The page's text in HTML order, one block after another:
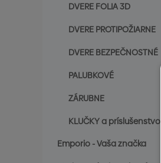
DVERE FOLIA 3D
DVERE PROTIPOŽIARNE
DVERE BEZPEČNOSTNÉ
PALUBKOVÉ
ZÁRUBNE
KLUČKY a príslušenstvo
Emporio - Vaša značka